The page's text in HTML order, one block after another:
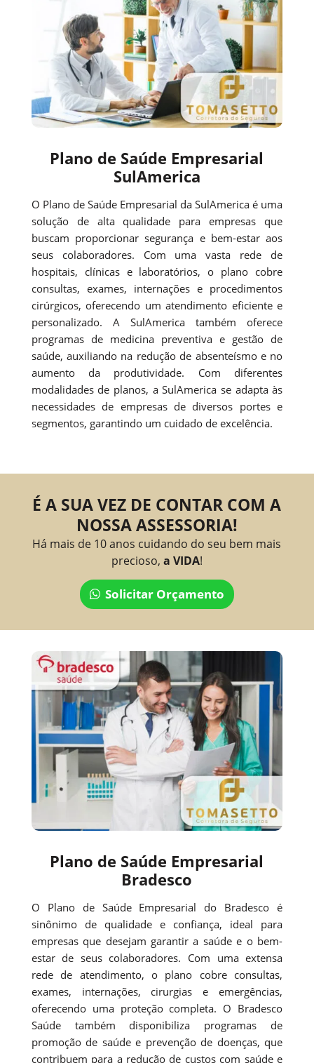
Plano de Saúde Empresarial
SulAmerica
O Plano de Saúde Empresarial da SulAmerica é uma
solução de alta qualidade para empresas que
buscam proporcionar segurança e bem-estar aos
seus colaboradores. Com uma vasta rede de
hospitais, clínicas e laboratórios, o plano cobre
consultas, exames, internações e procedimentos
cirúrgicos, oferecendo um atendimento eficiente e
personalizado. A SulAmerica também oferece
programas de medicina preventiva e gestão de
saúde, auxiliando na redução de absenteísmo e no
aumento da produtividade. Com diferentes
modalidades de planos, a SulAmerica se adapta às
necessidades de empresas de diversos portes e
segmentos, garantindo um cuidado de excelência.
É A SUA VEZ DE CONTAR COM A
NOSSA ASSESSORIA!
Há mais de 10 anos cuidando do seu bem mais
precioso, a VIDA!
Solicitar Orçamento
Plano de Saúde Empresarial
Bradesco
O Plano de Saúde Empresarial do Bradesco é
sinônimo de qualidade e confiança, ideal para
empresas que desejam garantir a saúde e o bem-
estar de seus colaboradores. Com uma extensa
rede de atendimento, o plano cobre consultas,
exames, internações, cirurgias e emergências,
oferecendo uma proteção completa. O Bradesco
Saúde também disponibiliza programas de
promoção de saúde e prevenção de doenças, que
contribuem para a redução de custos com saúde e